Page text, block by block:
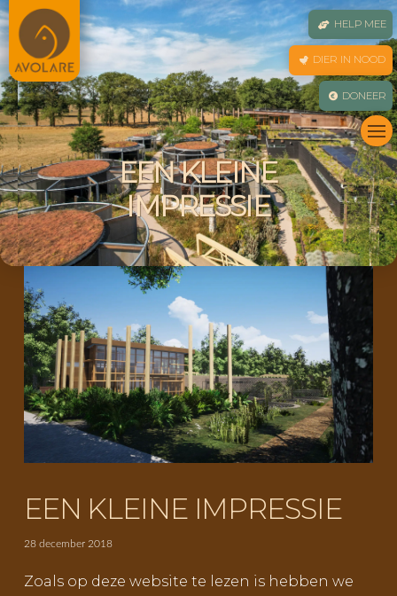
HELP MEE
DIER IN NOOD
DONEER
EEN KLEINE
IMPRESSIE
EEN KLEINE IMPRESSIE
28 december 2018
Zoals op deze website te lezen is hebben we